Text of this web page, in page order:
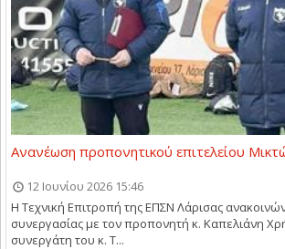
Ανανέωση προπονητικού επιτελείου
12 Ιουνίου 2026 15:46
Η Τεχνική Επιτροπή της ΕΠΣΝ Λάρισας
συνεργασίας με τον προπονητή κ. Καπελιάνη
συνεργάτη του κ. Τ...